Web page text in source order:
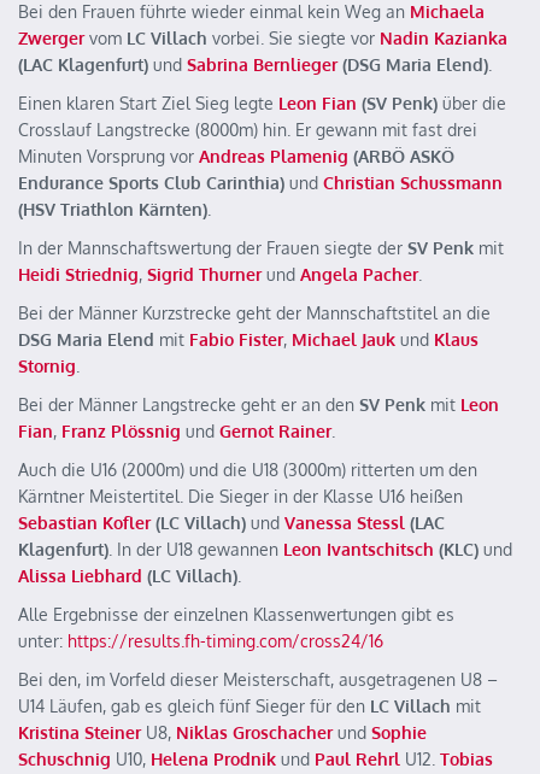
Bei den Frauen führte wieder einmal kein Weg an Michaela
Zwergervom LC Villach vorbei. Sie siegte vor Nadin Kazianka
(LAC Klagenfurt) und Sabrina Bernlieger(DSG Maria Elend)
Einen klaren Start Ziel Sieg legte Leon Fian (SV Penk) über die
Crosslauf Langstrecke (8000m) hin. Er gewann mit fast drei
Minuten Vorsprung vor Andreas Plamenig (ARBÖ ASKÖ
Endurance Sports Club Carinthia) und Christian Schussmann
(HSV Triathlon Kärnten)
In der Mannschaftswertung der Frauen siegte der SV Penk mit
Heidi Striednig, Sigrid Thurner und Angela Pacher.
Bei der Männer Kurzstrecke geht der Mannschaftstitel an die
DSG Maria Elend mit Fabio Fister, Michael Jauk und Klaus
Stornig
Bei der Männer Langstrecke geht er an den SV Penk mit Leon
Fian, Franz Plössnig und Gernot Rainer.
Auch die U16 (2000m) und die U18 (3000m) ritterten um den
Kärntner Meistertitel. Die Sieger in der Klasse U16 heißen
Sebastian Kofler(LC Villach) und Vanessa Stessl (LAC
Klagenfurt) . In der U18 gewannen Leon Ivantschitsch (KLC) und
Alissa Liebhard (LC Villach)
Alle Ergebnisse der einzelnen Klassenwertungen gibt es
unter: https://results.fh-timing.com/cross24/16
Bei den, im Vorfeld dieser Meisterschaft, ausgetragenen U8 –
U14 Läufen, gab es gleich fünf Sieger für den LC Villach mit
Kristina SteinerU8, Niklas Groschacher und Sophie
Schuschnig U10, Helena Prodnik und Paul Rehrl U12. Tobias